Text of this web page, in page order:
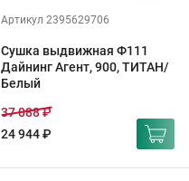
Артикул 2395629706
Сушка выдвижная Ф111
Дайнинг Агент, 900, ТИТАН/
Белый
24 944 ₽
37 088 ₽